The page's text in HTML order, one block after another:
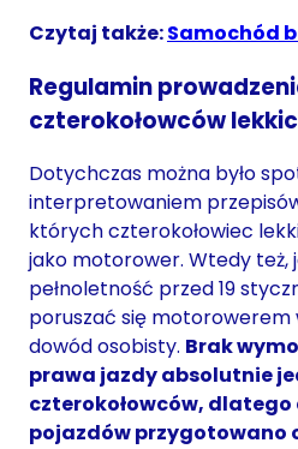
Czytaj także:Samochód
Regulamin
czterokołowców
Dotychczas można było
interpretowaniem
których czterokołowiec
jako motorower. Wtedy też,
pełnoletność przed 19
poruszać się motorowerem
dowód osobisty. Brak
prawa jazdy absolutnie
czterokołowców,
pojazdów przygotowano